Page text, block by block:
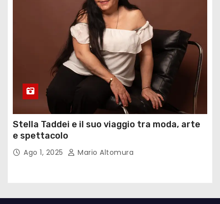
Stella Taddei e il suo viaggio tra moda, arte
e spettacolo
Ago 1, 2025 Mario Altomura